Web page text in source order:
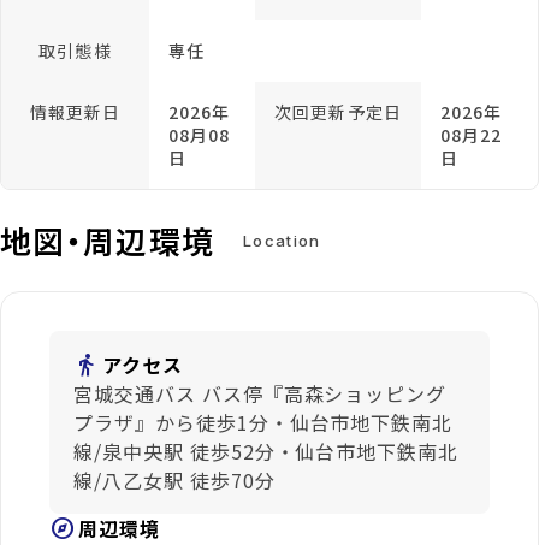
取引態様 専任
情報更新日
2026年
08月08
日
次回更新予定日
2026年
08月22
日
地図・周辺環境 Location
directions_walk アクセス
宮城交通バス バス停『高森ショッピング
プラザ』から徒歩1分・仙台市地下鉄南北
線/泉中央駅 徒歩52分・仙台市地下鉄南北
線/八乙女駅 徒歩70分
explore周辺環境